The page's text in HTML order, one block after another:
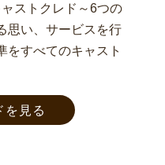
ストクレド～6つの
思い、サービスを行
をすべてのキャスト
を見る